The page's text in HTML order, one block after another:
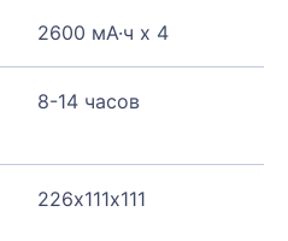
2600 мА·ч х 4
8-14 часов
226х111х111